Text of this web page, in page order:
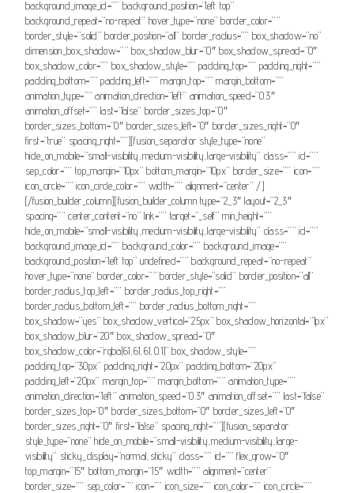
background_image_id=”” background_position=”left top”
background_repeat=”no-repeat” hover_type=”none” border_color=””
border_style=”solid” border_position=”all” border_radius=”” box_shadow=”no”
dimension_box_shadow=”” box_shadow_blur=”0″ box_shadow_spread=”0″
box_shadow_color=”” box_shadow_style=”” padding_top=”” padding_right=””
padding_bottom=”” padding_left=”” margin_top=”” margin_bottom=””
animation_type=”” animation_direction=”left” animation_speed=”0.3″
animation_offset=”” last=”false” border_sizes_top=”0″
border_sizes_bottom=”0″ border_sizes_left=”0″ border_sizes_right=”0″
first=”true” spacing_right=””][fusion_separator style_type=”none”
hide_on_mobile=”small-visibility,medium-visibility,large-visibility” class=”” id=””
sep_color=”” top_margin=”10px” bottom_margin=”10px” border_size=”” icon=””
icon_circle=”” icon_circle_color=”” width=”” alignment=”center” /]
[/fusion_builder_column][fusion_builder_column type=”2_3″ layout=”2_3″
spacing=”” center_content=”no” link=”” target=”_self” min_height=””
hide_on_mobile=”small-visibility,medium-visibility,large-visibility” class=”” id=””
background_image_id=”” background_color=”” background_image=””
background_position=”left top” undefined=”” background_repeat=”no-repeat”
hover_type=”none” border_color=”” border_style=”solid” border_position=”all”
border_radius_top_left=”” border_radius_top_right=””
border_radius_bottom_left=”” border_radius_bottom_right=””
box_shadow=”yes” box_shadow_vertical=”25px” box_shadow_horizontal=”1px”
box_shadow_blur=”20″ box_shadow_spread=”0″
box_shadow_color=”rgba(61,61,61,0.1)” box_shadow_style=””
padding_top=”30px” padding_right=”20px” padding_bottom=”20px”
padding_left=”20px” margin_top=”” margin_bottom=”” animation_type=””
animation_direction=”left” animation_speed=”0.3″ animation_offset=”” last=”false”
border_sizes_top=”0″ border_sizes_bottom=”0″ border_sizes_left=”0″
border_sizes_right=”0″ first=”false” spacing_right=””][fusion_separator
style_type=”none” hide_on_mobile=”small-visibility,medium-visibility,large-
visibility” sticky_display=”normal,sticky” class=”” id=”” flex_grow=”0″
top_margin=”15″ bottom_margin=”15″ width=”” alignment=”center”
border_size=”” sep_color=”” icon=”” icon_size=”” icon_color=”” icon_circle=””